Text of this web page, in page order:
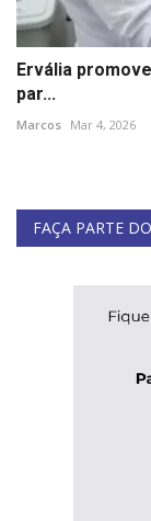
Ervália
par...
Marcos Mar 4, 2026
FAÇA PARTE